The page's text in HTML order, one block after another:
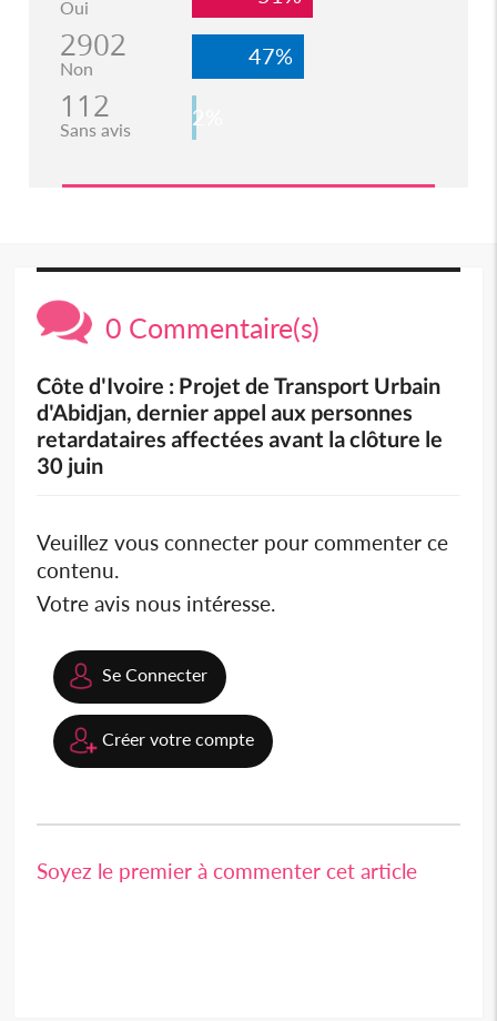
Oui
2902
Non 47%
112
Sans avis 2%
0 Commentaire(s)
Côte d'Ivoire : Projet de Transport Urbain
d'Abidjan, dernier appel aux personnes
retardataires affectées avant la clôture le
30 juin
Veuillez vous connecter pour commenter ce
contenu.
Votre avis nous intéresse.
Se Connecter
Créer votre compte
Soyez le premier à commenter cet article